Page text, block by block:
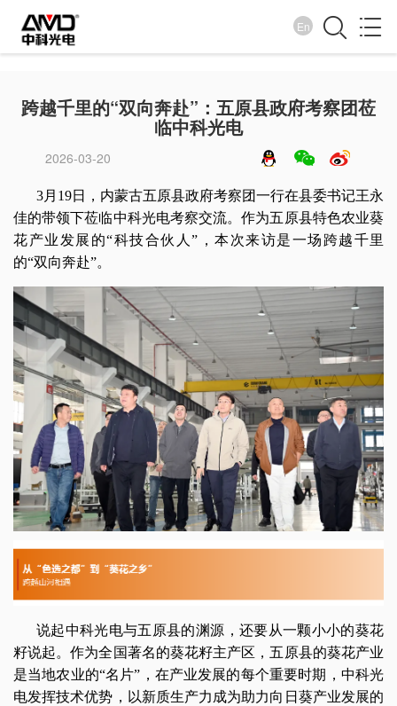
En
企业新闻
诚纳百川 信取天下
跨越千里的“双向奔赴”：五原县政府考察团莅
临中科光电
2026-03-20
3月19日，内蒙古五原县政府考察团一行在县委书记王永
佳的带领下莅临中科光电考察交流。作为五原县特色农业葵
花产业发展的“科技合伙人”，本次来访是一场跨越千里
的“双向奔赴”。
说起中科光电与五原县的渊源，还要从一颗小小的葵花
籽说起。作为全国著名的葵花籽主产区，五原县的葵花产业
是当地农业的“名片”，在产业发展的每个重要时期，中科光
电发挥技术优势，以新质生产力成为助力向日葵产业发展的